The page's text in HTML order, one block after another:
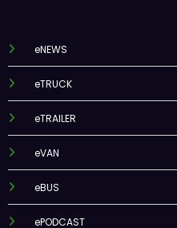
eNEWS
eTRUCK
eTRAILER
eVAN
eBUS
ePODCAST